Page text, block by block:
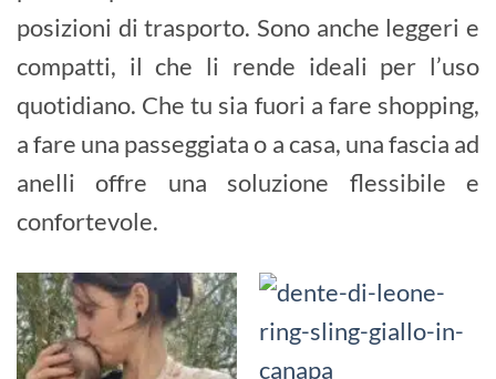
posizioni di trasporto. Sono anche leggeri e
compatti, il che li rende ideali per l’uso
quotidiano. Che tu sia fuori a fare shopping,
a fare una passeggiata o a casa, una fascia ad
anelli offre una soluzione flessibile e
confortevole.